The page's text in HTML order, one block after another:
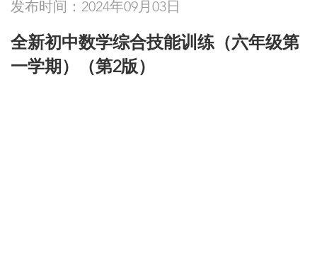
发布时间：2024年09月03日
全新初中数学综合技能训练（六年级第
一学期）（第2版）